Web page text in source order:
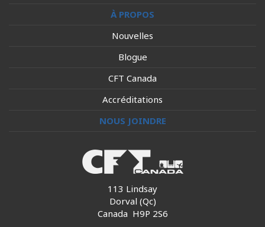
À PROPOS
Nouvelles
Blogue
CFT Canada
Accréditations
NOUS JOINDRE
113 Lindsay
Dorval (Qc)
Canada H9P 2S6